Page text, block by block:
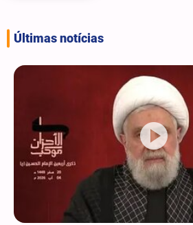
Últimas notícias